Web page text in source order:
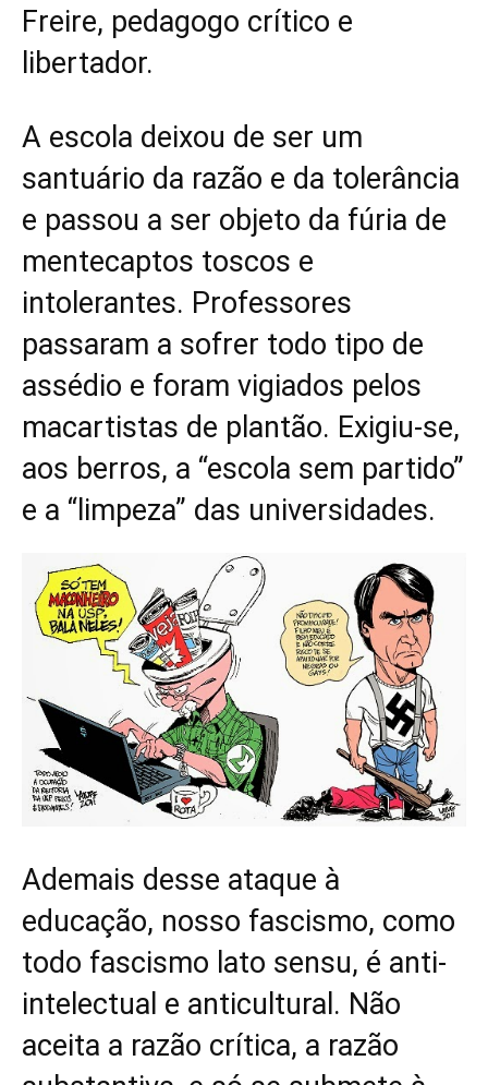
Freire, pedagogo crítico e
libertador.
A escola deixou de ser um
santuário da razão e da tolerância
e passou a ser objeto da fúria de
mentecaptos toscos e
intolerantes. Professores
passaram a sofrer todo tipo de
assédio e foram vigiados pelos
macartistas de plantão. Exigiu-se,
aos berros, a “escola sem partido”
e a “limpeza” das universidades.
Ademais desse ataque à
educação, nosso fascismo, como
todo fascismo lato sensu, é anti-
intelectual e anticultural. Não
aceita a razão crítica, a razão